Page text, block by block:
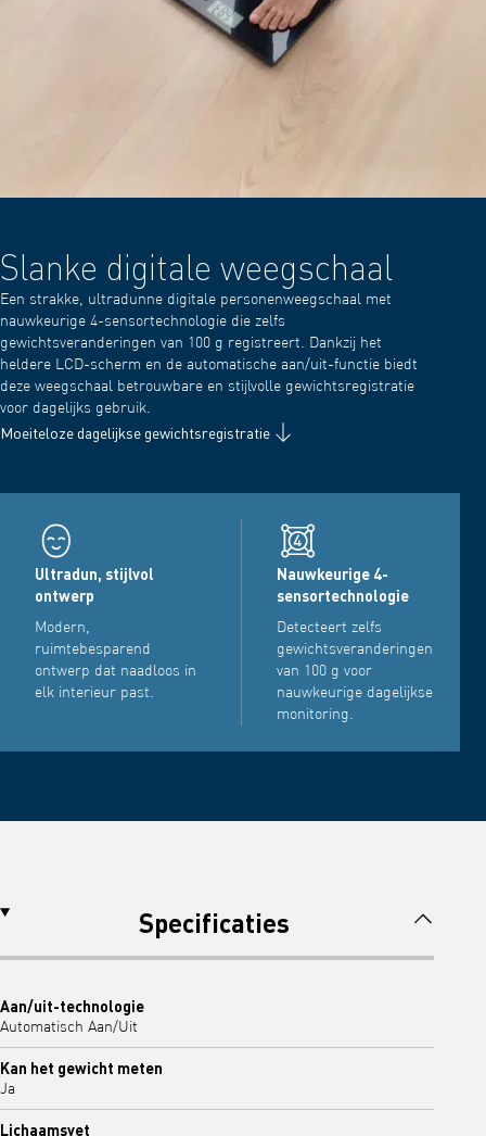
Slanke digitale weegschaal
Een strakke, ultradunne digitale personenweegschaal met
nauwkeurige 4-sensortechnologie die zelfs
gewichtsveranderingen van 100 g registreert. Dankzij het
heldere LCD-scherm en de automatische aan/uit-functie biedt
deze weegschaal betrouwbare en stijlvolle gewichtsregistratie
voor dagelijks gebruik.
Moeiteloze dagelijkse gewichtsregistratie
Ultradun, stijlvol
ontwerp
Modern,
ruimtebesparend
ontwerp dat naadloos in
elk interieur past.
Nauwkeurige 4-
sensortechnologie
Detecteert zelfs
gewichtsveranderingen
van 100 g voor
nauwkeurige dagelijkse
monitoring.
Specificaties
Aan/uit-technologie
Automatisch Aan/Uit
Kan het gewicht meten
Ja
Lichaamsvet